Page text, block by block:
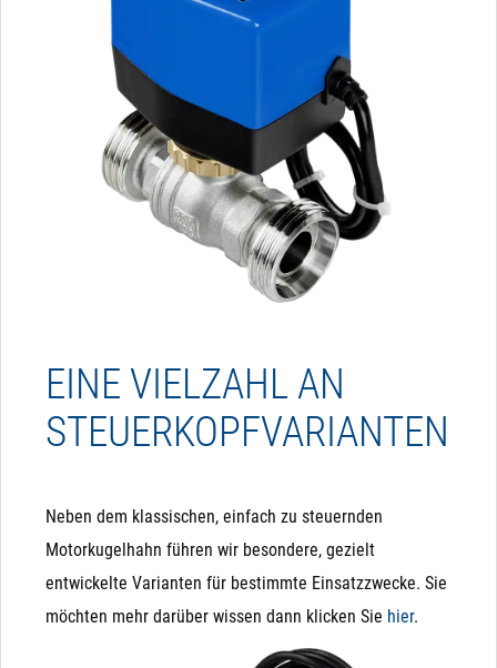
EINE VIELZAHL AN
STEUERKOPFVARIANTEN
Neben dem klassischen, einfach zu steuernden
Motorkugelhahn führen wir besondere, gezielt
entwickelte Varianten für bestimmte Einsatzzwecke. Sie
möchten mehr darüber wissen dann klicken Sie hier.